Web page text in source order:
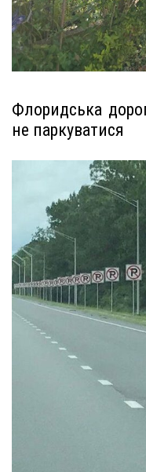
Флоридська
не паркуватися